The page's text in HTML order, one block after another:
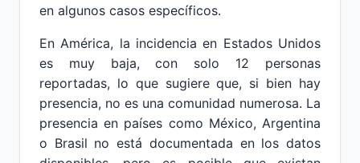
en algunos casos específicos.
En América, la incidencia en Estados Unidos
es muy baja, con solo 12 personas
reportadas, lo que sugiere que, si bien hay
presencia, no es una comunidad numerosa. La
presencia en países como México, Argentina
o Brasil no está documentada en los datos